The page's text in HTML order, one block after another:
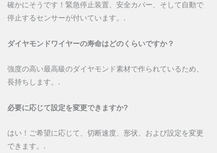
確かにそうです！緊急停止装置、安全カバー、そして自動で
停止するセンサーが付いています。.
ダイヤモンドワイヤーの寿命はどのくらいですか？
強度の高い最高級のダイヤモンド素材で作られているため、
長持ちします。.
必要に応じて設定を変更できますか?
はい！ご希望に応じて、切断速度、形状、および設定を変更
できます。.